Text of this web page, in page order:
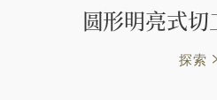
圆形明亮式
探索